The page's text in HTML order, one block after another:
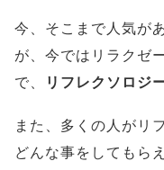
今、そこまで人気が
が、今ではリラクゼ
で、
リフレクソロジ
また、多くの人がリ
どんな事をしてもら